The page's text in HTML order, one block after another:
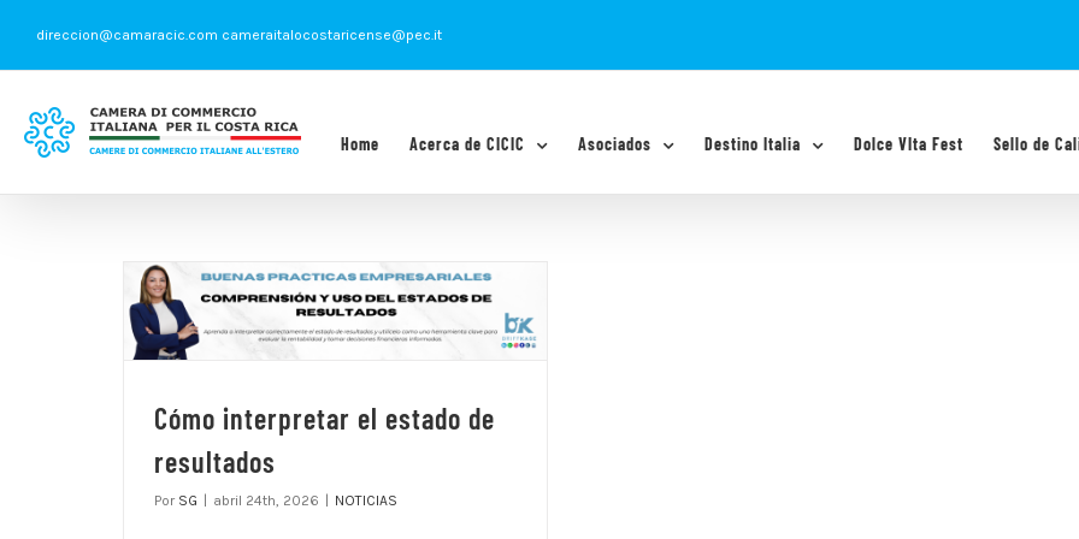
contenido
direccion@camaracic.com cameraitalocostaricense@pec.it
Home Acerca de CICIC Asociados Destino Italia Dolce VIta Fest Sello de
Cómo interpretar el estado de
resultados
Por SG | abril 24th, 2026 | NOTICIAS